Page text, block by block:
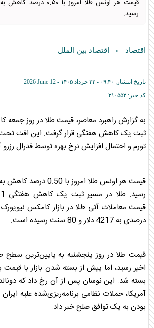
رسید.
اقتصاد » اقتصاد بین الملل
تاریخ انتشار: ۰۹:۴۰ - ۲۲ خرداد ۱۴۰۵ -
2026 June 12
کد خبر: ۳۱۰۵۵۲
به گزارش راهبرد معاصر، قیمت طلا در روز
ثبت یک کاهش هفتگی قرار گرفت. این افت تحت
تورم و احتمال افزایش نرخ بهره توسط فدرال رزرو
درصدی به 4217 دلار و 80 سنت رسیده است.
قیمت طلا در روز پنجشنبه به پایین‌ترین
بسته شد. این نوسان پس از آن رخ داد که
آمریکا، حملات نظامی برنامه‌ریزی‌شده علیه
بودن به یک توافق صلح خبر داد.